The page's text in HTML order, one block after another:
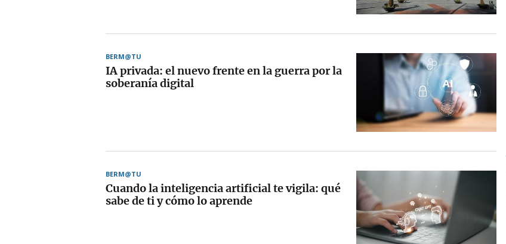
BERM@TU
IA privada: el nuevo frente en la guerra por la
soberanía digital
BERM@TU
Cuando la inteligencia artificial te vigila: qué
sabe de ti y cómo lo aprende